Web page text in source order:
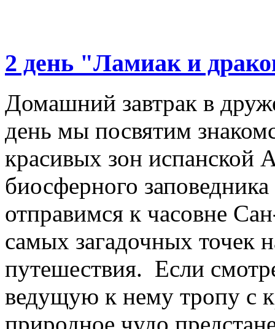
2 день "Ламиак и
Домашний завтрак в
день мы посвятим
красивых зон испанской
биосферного
отправимся к часовне
самых загадочных точек
путешествия. Если
ведущую к нему тропу с